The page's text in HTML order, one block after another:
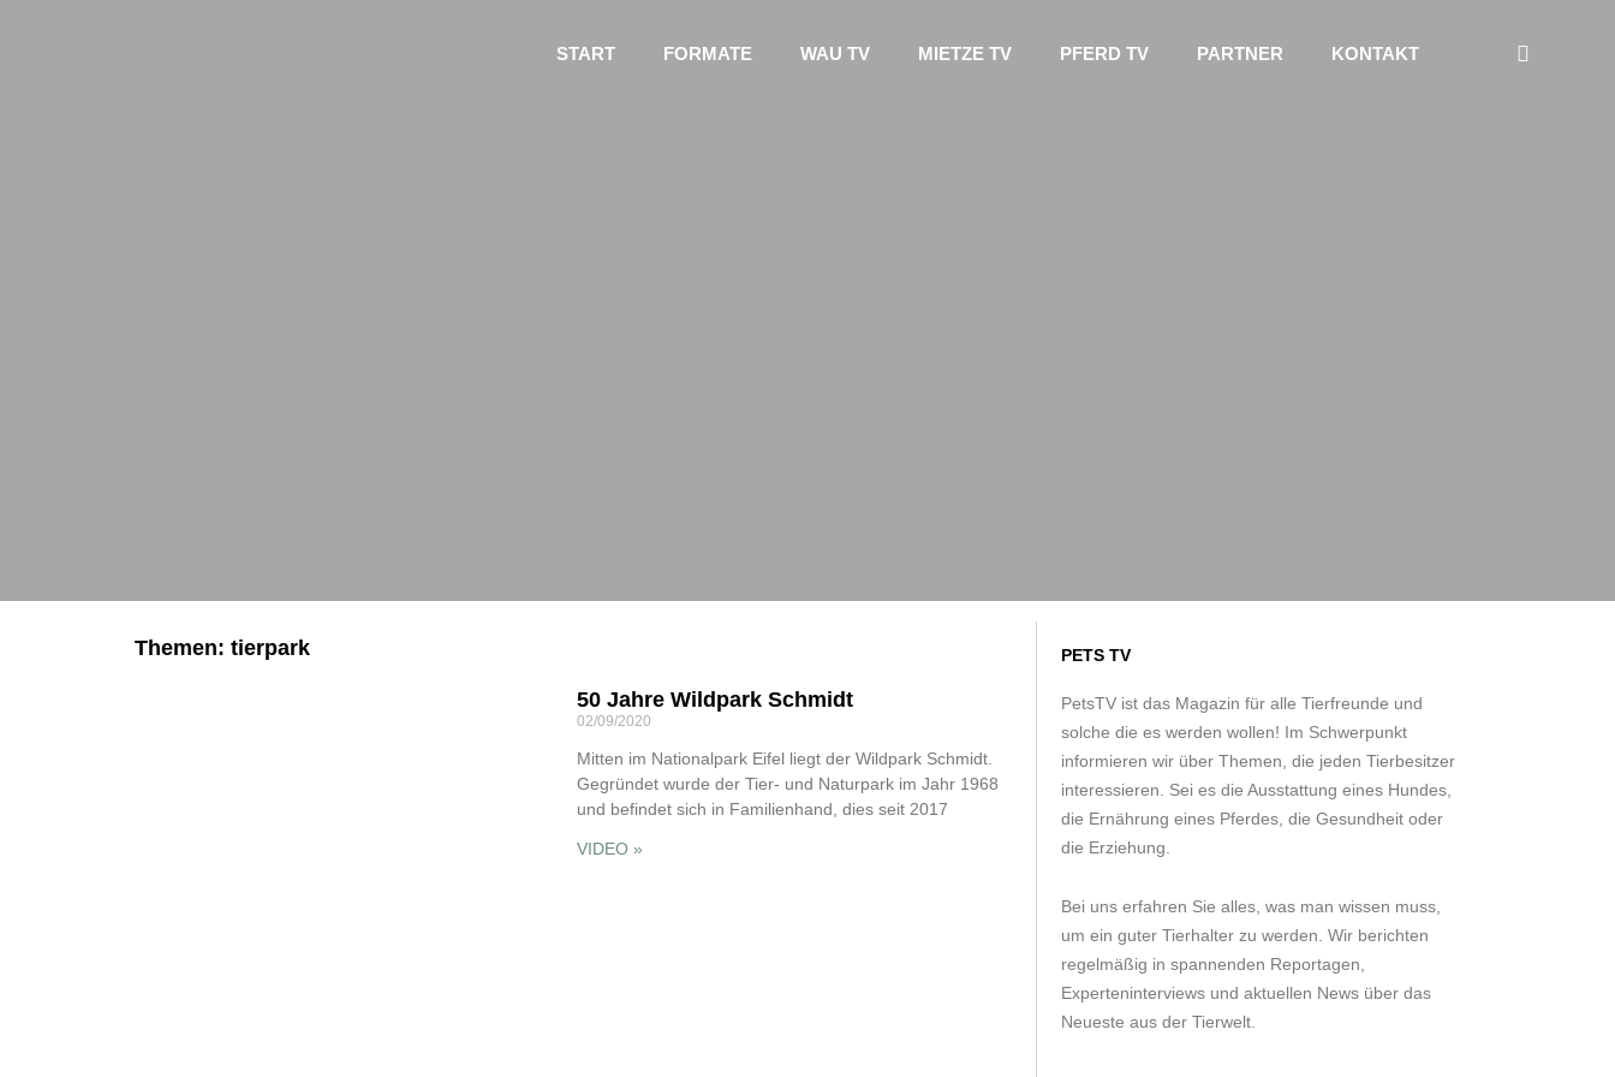
START FORMATE WAU TV MIETZE TV PFERD TV PARTNER KONTAKT
Themen: tierpark
50 Jahre Wildpark Schmidt
02/09/2020
Mitten im Nationalpark Eifel liegt der Wildpark Schmidt.
Gegründet wurde der Tier- und Naturpark im Jahr 1968
und befindet sich in Familienhand, dies seit 2017
VIDEO »
PETS TV
PetsTV ist das Magazin für alle Tierfreunde und
solche die es werden wollen! Im Schwerpunkt
informieren wir über Themen, die jeden Tierbesitzer
interessieren. Sei es die Ausstattung eines Hundes,
die Ernährung eines Pferdes, die Gesundheit oder
die Erziehung.
Bei uns erfahren Sie alles, was man wissen muss,
um ein guter Tierhalter zu werden. Wir berichten
regelmäßig in spannenden Reportagen,
Experteninterviews und aktuellen News über das
Neueste aus der Tierwelt.